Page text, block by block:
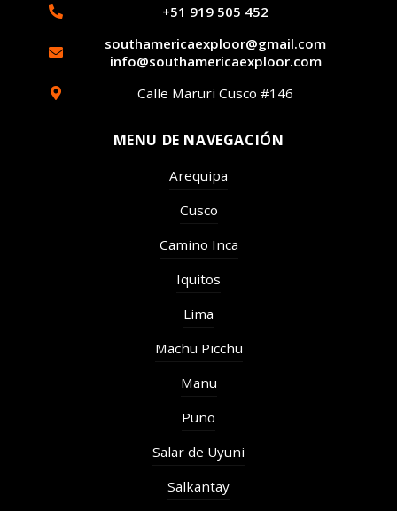
+51 919 505 452
southamericaexploor@gmail.com
info@southamericaexploor.com
Calle Maruri Cusco #146
MENU DE NAVEGACIÓN
Arequipa
Cusco
Camino Inca
Iquitos
Lima
Machu Picchu
Manu
Puno
Salar de Uyuni
Salkantay